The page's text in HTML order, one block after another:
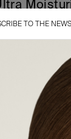
0,00€
TO THE